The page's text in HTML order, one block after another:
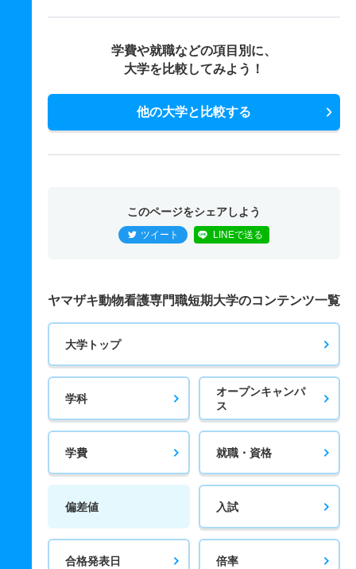
学費や就職などの項目別に、
大学を比較してみよう！
他の大学と比較する
このページをシェアしよう
ツイート LINEで送る
ヤマザキ動物看護専門職短期大学のコンテンツ一覧
大学トップ
学科
オープンキャンパ
ス
学費 就職・資格
偏差値 入試
合格発表日 倍率